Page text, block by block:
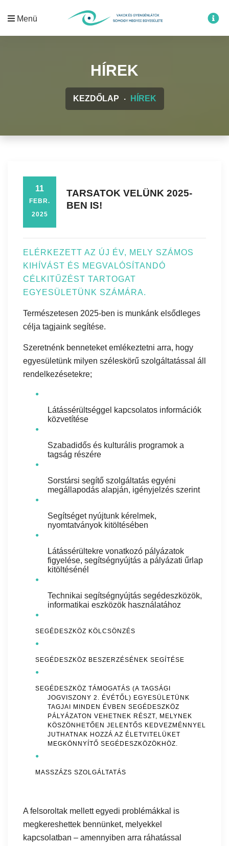
Menü
HÍREK
KEZDŐLAP HÍREK
11
FEBR.
2025
TARSATOK VELÜNK 2025-
BEN IS!
ELÉRKEZETT AZ ÚJ ÉV, MELY SZÁMOS
KIHÍVÁST ÉS MEGVALÓSÍTANDÓ
CÉLKITŰZÉST TARTOGAT
EGYESÜLETÜNK SZÁMÁRA.
Természetesen 2025-ben is munkánk elsődleges
célja tagjaink segítése.
Szeretnénk benneteket emlékeztetni arra, hogy
egyesületünk milyen széleskörű szolgáltatással áll
rendelkezésetekre;
●
Látássérültséggel kapcsolatos információk
közvetítése
●
Szabadidős és kulturális programok a
tagság részére
●
Sorstársi segítő szolgáltatás egyéni
megállapodás alapján, igényjelzés szerint
●
Segítséget nyújtunk kérelmek,
nyomtatványok kitöltésében
●
Látássérültekre vonatkozó pályázatok
figyelése, segítségnyújtás a pályázati űrlap
kitöltésénél
●
Technikai segítségnyújtás segédeszközök,
informatikai eszközök használatához
●
SEGÉDESZKÖZ KÖLCSÖNZÉS
●
SEGÉDESZKÖZ BESZERZÉSÉNEK SEGÍTÉSE
●
SEGÉDESZKÖZ TÁMOGATÁS (A TAGSÁGI
JOGVISZONY 2. ÉVÉTŐL) EGYESÜLETÜNK
TAGJAI MINDEN ÉVBEN SEGÉDESZKÖZ
PÁLYÁZATON VEHETNEK RÉSZT, MELYNEK
KÖSZÖNHETŐEN JELENTŐS KEDVEZMÉNNYEL
JUTHATNAK HOZZÁ AZ ÉLETVITELÜKET
MEGKÖNNYÍTŐ SEGÉDESZKÖZÖKHÖZ.
●
MASSZÁZS SZOLGÁLTATÁS
A felsoroltak mellett egyedi problémákkal is
megkereshettek bennünket, melyekkel
kapcsolatban – amennyiben arra ráhatással